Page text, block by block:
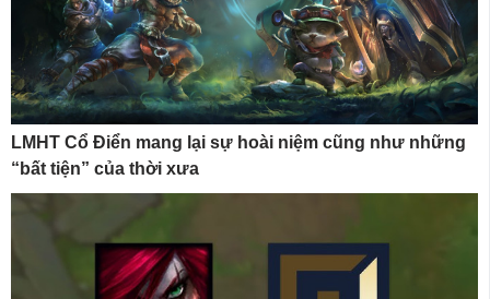
LMHT Cổ Điển mang lại sự hoài niệm cũng như những
“bất tiện” của thời xưa